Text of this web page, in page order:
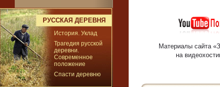
РУССКАЯ ДЕРЕВНЯ
История. Уклад
Трагедия русской
деревни.
Современное
положение
Спасти деревню
Материалы сайта
на